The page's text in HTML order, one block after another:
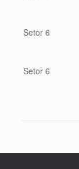
Setor 6
Setor 6